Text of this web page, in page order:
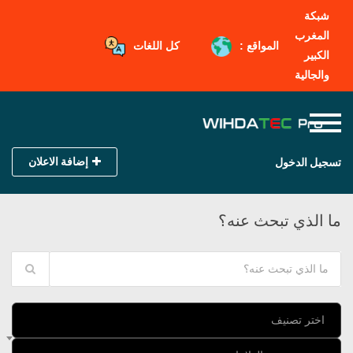
شبكة
المغرب
الكبير
والجالية
المواقع : كل اللغات
تسجيل الدخول إضافة الاعلان
ما الذي تبحث عنه؟
اختر تصنيف